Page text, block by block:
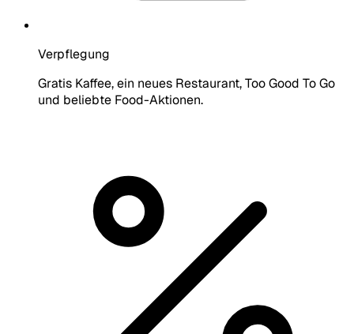
Verpflegung
Gratis Kaffee, ein neues Restaurant, Too Good To Go
und beliebte Food-Aktionen.